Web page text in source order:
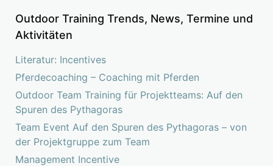
Outdoor Training Trends, News, Termine und
Aktivitäten
Literatur: Incentives
Pferdecoaching – Coaching mit Pferden
Outdoor Team Training für Projektteams: Auf den
Spuren des Pythagoras
Team Event Auf den Spuren des Pythagoras – von
der Projektgruppe zum Team
Management Incentive